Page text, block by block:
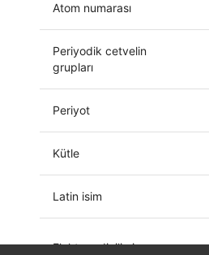
Atom numarası
Periyodik cetvelin
grupları
Periyot
Kütle
Latin isim
Elektron dizilimi